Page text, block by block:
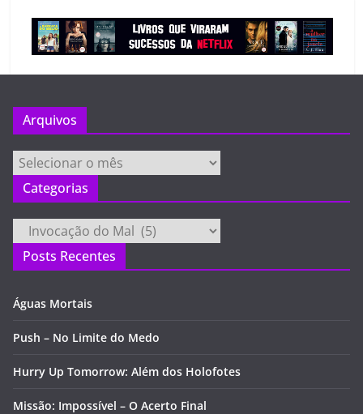
Arquivos
Arquivos
Categorias
Categorias
Posts Recentes
Águas Mortais
Push – No Limite do Medo
Hurry Up Tomorrow: Além dos Holofotes
Missão: Impossível – O Acerto Final